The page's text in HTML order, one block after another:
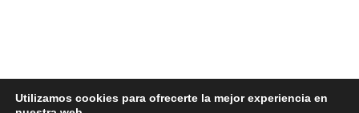
Utilizamos cookies para ofrecerte la mejor experiencia en